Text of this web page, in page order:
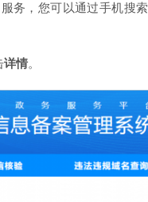
务，您可以通过手机搜索
详情。